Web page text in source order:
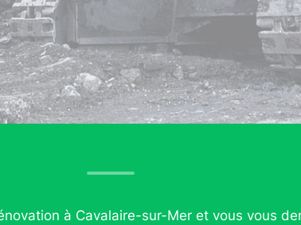
à Cavalaire-sur-Mer et vous vous